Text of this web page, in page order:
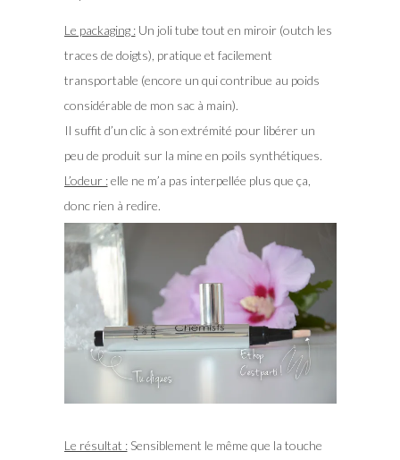
Le packaging :Un joli tube tout en miroir (outch les
traces de doigts), pratique et facilement
transportable (encore un qui contribue au poids
considérable de mon sac à main).
Il suffit d’un clic à son extrémité pour libérer un
peu de produit sur la mine en poils synthétiques.
L’odeur :elle ne m’a pas interpellée plus que ça,
donc rien à redire.
Le résultat :Sensiblement le même que la touche